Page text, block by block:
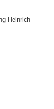
Heinrich